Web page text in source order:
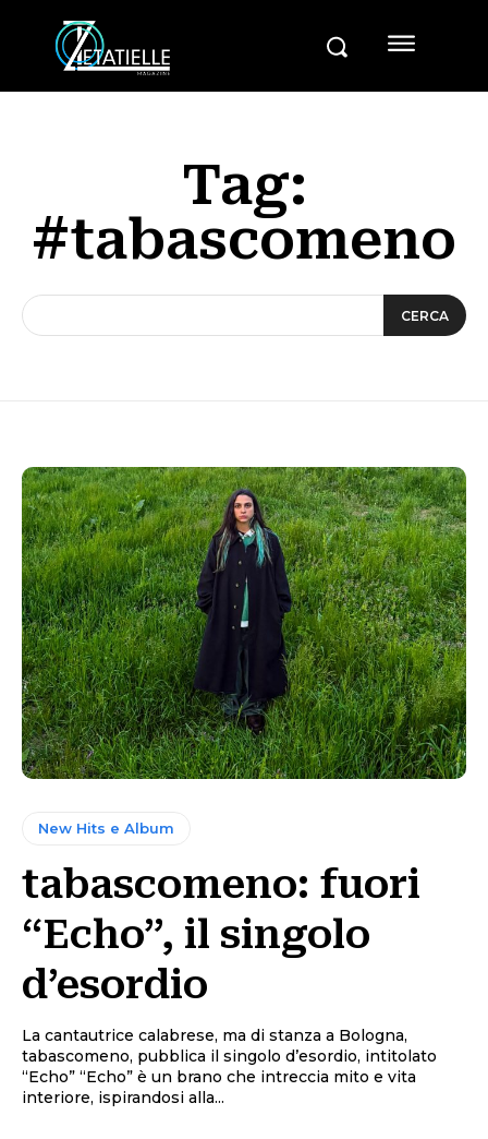
Tag:
#tabascomeno
CERCA
New Hits e Album
tabascomeno: fuori
“Echo”, il singolo
d’esordio
La cantautrice calabrese, ma di stanza a Bologna,
tabascomeno, pubblica il singolo d’esordio, intitolato
“Echo” “Echo” è un brano che intreccia mito e vita
interiore, ispirandosi alla...